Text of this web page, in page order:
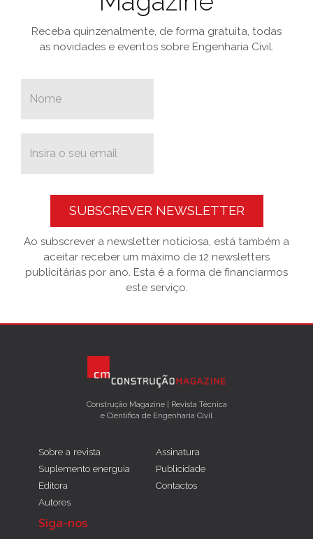
Receba quinzenalmente, de forma gratuita, todas
as novidades e eventos sobre Engenharia Civil.
SUBSCREVER NEWSLETTER
Ao subscrever a newsletter noticiosa, está também a
aceitar receber um máximo de 12 newsletters
publicitárias por ano. Esta é a forma de financiarmos
este serviço.
Construção Magazine | Revista Técnica
e Científica de Engenharia Civil
Sobre a revista
Suplemento energuia
Editora
Autores
Assinatura
Publicidade
Contactos
Siga-nos